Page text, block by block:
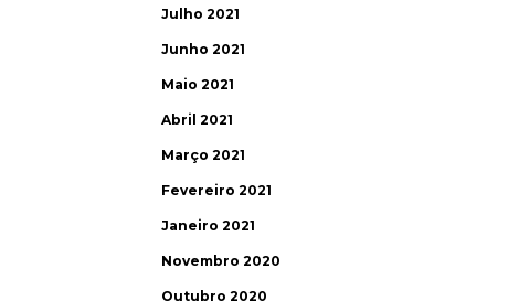
Julho 2021
Junho 2021
Maio 2021
Abril 2021
Março 2021
Fevereiro 2021
Janeiro 2021
Novembro 2020
Outubro 2020